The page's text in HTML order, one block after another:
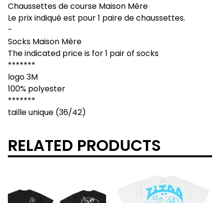
Chaussettes de course Maison Mère
Le prix indiqué est pour 1 paire de chaussettes.
-
Socks Maison Mère
The indicated price is for 1 pair of socks
*******
logo 3M
100% polyester
*******
taille unique (36/42)
RELATED PRODUCTS